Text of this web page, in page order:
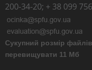
200-34-20; + 38 099
Сукупний розмір
перевищувати 11 Мб